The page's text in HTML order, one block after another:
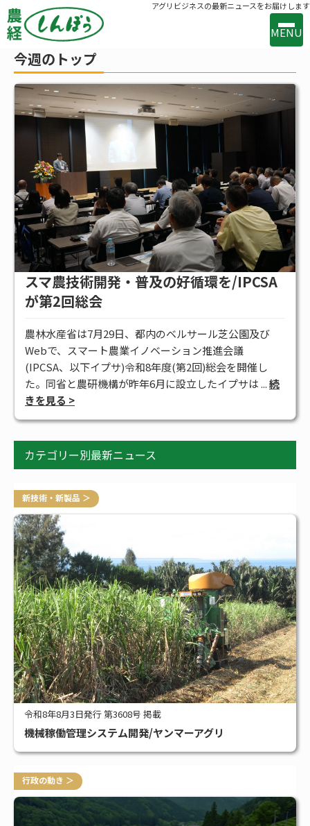
アグリビジネスの最新ニュースをお届けします
MENU
事業案内
バックナンバー 購読のお申込み
新着 新技術・新製品 行政の動き メーカー・流通の動き
全タグ一覧
今週のトップ
スマ農技術開発・普及の好循環を/IPCSA
が第2回総会
農林水産省は7月29日、都内のベルサール芝公園及び
Webで、スマート農業イノベーション推進会議
(IPCSA、以下イプサ)令和8年度(第2回)総会を開催し
た。同省と農研機構が昨年6月に設立したイプサは ...続
きを見る >
カテゴリー別最新ニュース
新技術・新製品 ＞
令和8年8月3日発行 第3608号 掲載
機械稼働管理システム開発/ヤンマーアグリ
行政の動き ＞